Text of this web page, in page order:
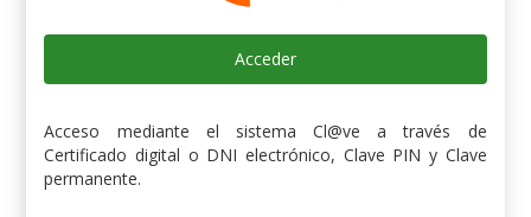
Acceder
Acceso mediante el sistema Cl@ve a través de
Certificado digital o DNI electrónico, Clave PIN y Clave
permanente.